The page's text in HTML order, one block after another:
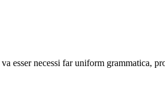
esser necessi far uniform grammatica,